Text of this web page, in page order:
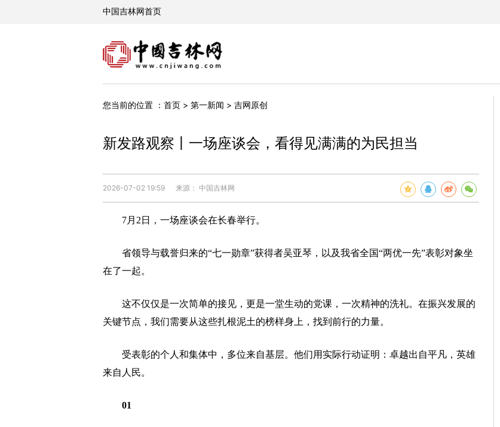
您当前的位置 ： 首页 > 第一新闻 > 吉网原创
新发路观察丨一场座谈会，看得见满满的为民担当
2026-07-02 19:59 来源： 中国吉林网
7月2日，一场座谈会在长春举行。
省领导与载誉归来的“七一勋章”获得者吴亚琴，以及我省全国“两优一先”表彰对象坐
在了一起。
这不仅仅是一次简单的接见，更是一堂生动的党课，一次精神的洗礼。在振兴发展的
关键节点，我们需要从这些扎根泥土的榜样身上，找到前行的力量。
受表彰的个人和集体中，多位来自基层。他们用实际行动证明：卓越出自平凡，英雄
来自人民。
01